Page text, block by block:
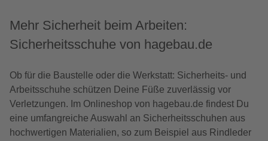
Mehr Sicherheit beim Arbeiten:
Sicherheitsschuhe von hagebau.de
Ob für die Baustelle oder die Werkstatt: Sicherheits- und
Arbeitsschuhe schützen Deine Füße zuverlässig vor
Verletzungen. Im Onlineshop von hagebau.de findest Du
eine umfangreiche Auswahl an Sicherheitsschuhen aus
hochwertigen Materialien, so zum Beispiel aus Rindleder